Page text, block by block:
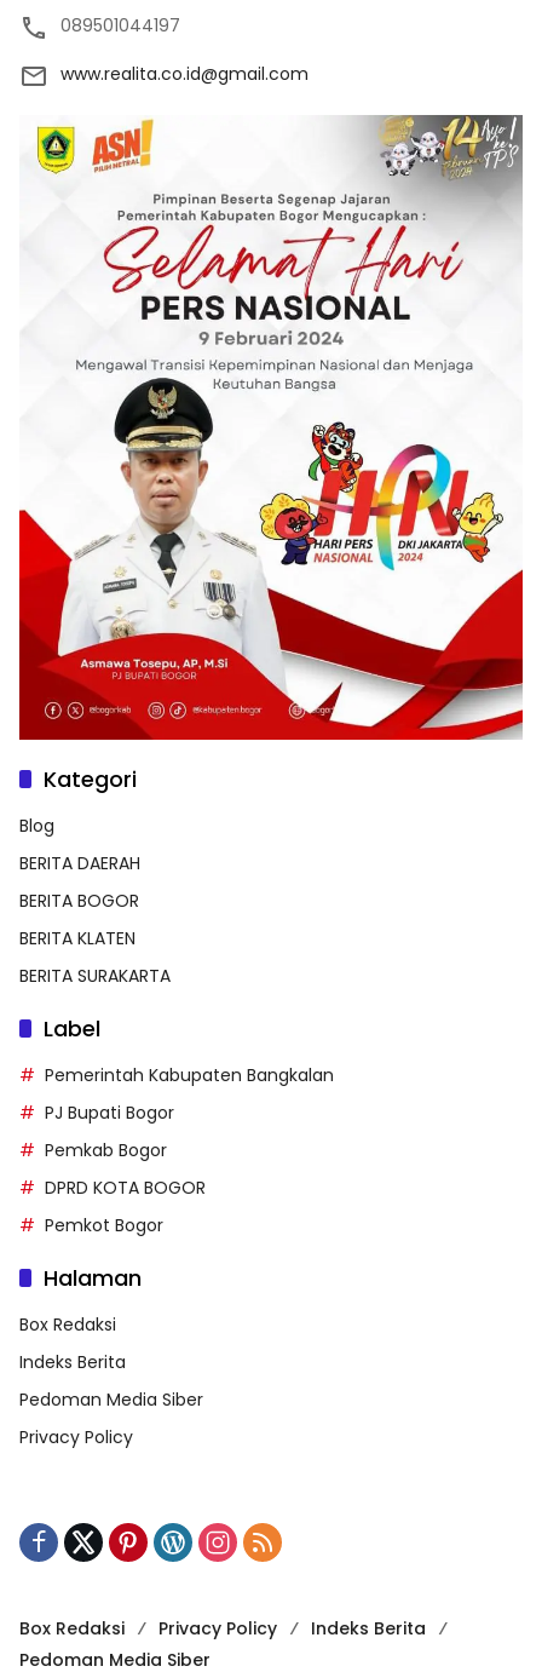
089501044197
www.realita.co.id@gmail.com
Kategori
Blog
BERITA DAERAH
BERITA BOGOR
BERITA KLATEN
BERITA SURAKARTA
Label
Pemerintah Kabupaten Bangkalan
PJ Bupati Bogor
Pemkab Bogor
DPRD KOTA BOGOR
Pemkot Bogor
Halaman
Box Redaksi
Indeks Berita
Pedoman Media Siber
Privacy Policy
Box Redaksi Privacy Policy
Indeks Berita
Pedoman Media Siber